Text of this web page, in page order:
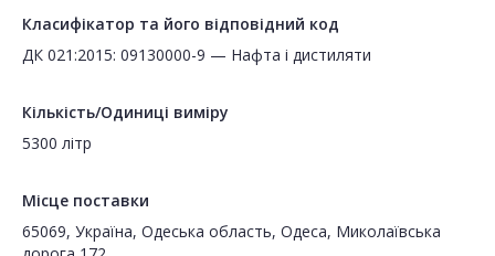
Класифікатор та його відповідний код
ДК 021:2015: 09130000-9 — Нафта і дистиляти
Кількість/Одиниці виміру
5300 літр
Місце поставки
65069, Україна, Одеська область, Одеса, Миколаївська